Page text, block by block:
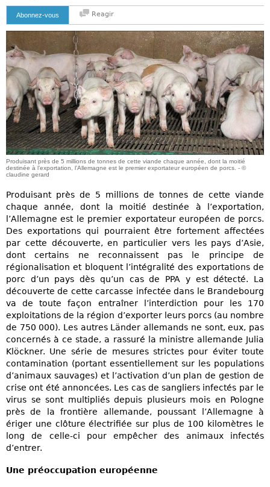
Abonnez-vous Reagir
Produisant près de 5 millions de tonnes de cette viande chaque année, dont la moitié
destinée à l’exportation, l’Allemagne est le premier exportateur européen de porcs. - ©
claudine gerard
Produisant près de 5 millions de tonnes de cette viande
chaque année, dont la moitié destinée à l’exportation,
l’Allemagne est le premier exportateur européen de porcs.
Des exportations qui pourraient être fortement affectées
par cette découverte, en particulier vers les pays d’Asie,
dont certains ne reconnaissent pas le principe de
régionalisation et bloquent l’intégralité des exportations de
porc d’un pays dès qu’un cas de PPA y est détecté. La
découverte de cette carcasse infectée dans le Brandebourg
va de toute façon entraîner l’interdiction pour les 170
exploitations de la région d’exporter leurs porcs (au nombre
de 750 000). Les autres Länder allemands ne sont, eux, pas
concernés à ce stade, a rassuré la ministre allemande Julia
Klöckner. Une série de mesures strictes pour éviter toute
contamination (portant essentiellement sur les populations
d’animaux sauvages) et l’activation d’un plan de gestion de
crise ont été annoncées. Les cas de sangliers infectés par le
virus se sont multipliés depuis plusieurs mois en Pologne
près de la frontière allemande, poussant l’Allemagne à
ériger une clôture électrifiée sur plus de 100 kilomètres le
long de celle-ci pour empêcher des animaux infectés
d’entrer.
Une préoccupation européenne